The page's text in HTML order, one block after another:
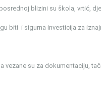
blizini su škola, vrtić,
biti i sigurna investicija za
vezane su za dokumentaciju,